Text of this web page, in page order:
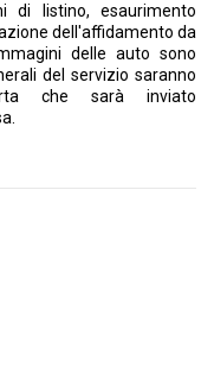
di listino, esaurimento
dell'affidamento da
delle auto sono
del servizio saranno
che sarà inviato